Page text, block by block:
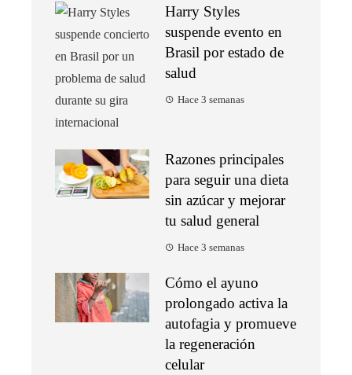
Harry Styles
suspende evento en
Brasil por estado de
salud
Hace 3 semanas
Razones principales
para seguir una dieta
sin azúcar y mejorar
tu salud general
Hace 3 semanas
Cómo el ayuno
prolongado activa la
autofagia y promueve
la regeneración
celular